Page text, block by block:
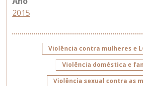
2015
Violência contra mulheres e
Violência doméstica e
Violência sexual contra as